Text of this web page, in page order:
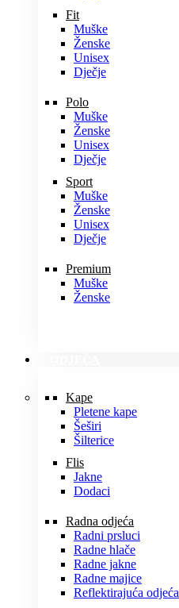
Fit
Muške
Ženske
Unisex
Dječje
Polo
Muške
Ženske
Unisex
Dječje
Sport
Muške
Ženske
Unisex
Dječje
Premium
Muške
Ženske
Kape
Pletene kape
Šeširi
Šilterice
Flis
Jakne
Dodaci
Radna odjeća
Radni prsluci
Radne hlače
Radne jakne
Radne majice
Reflektirajuća odjeća